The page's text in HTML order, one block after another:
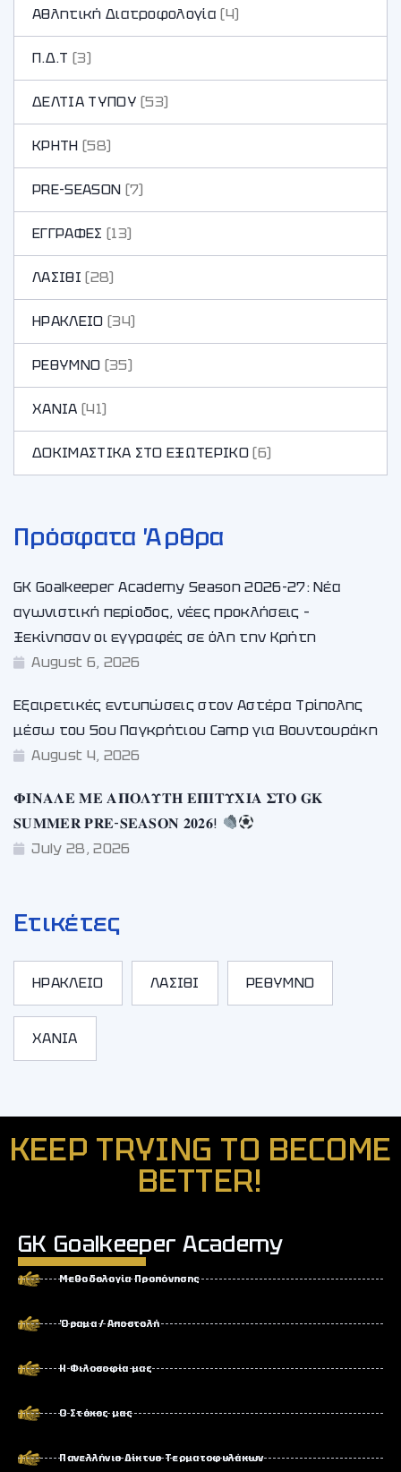
Αθλητική Διατροφολογία (4)
Π.Δ.Τ (3)
ΔΕΛΤΙΑ ΤΥΠΟΥ (53)
ΚΡΗΤΗ (58)
PRE-SEASON (7)
ΕΓΓΡΑΦΕΣ (13)
ΛΑΣΙΘΙ (28)
ΗΡΑΚΛΕΙΟ (34)
ΡΕΘΥΜΝΟ (35)
ΧΑΝΙA (41)
ΔΟΚΙΜΑΣΤΙΚΑ ΣΤΟ ΕΞΩΤΕΡΙΚΟ(6)
Πρόσφατα Άρθρα
GK Goalkeeper Academy Season 2026-27: Νέα
αγωνιστική περίοδος, νέες προκλήσεις –
Ξεκίνησαν οι εγγραφές σε όλη την Κρήτη
August 6, 2026
Εξαιρετικές εντυπώσεις στον Αστέρα Τρίπολης
μέσω του 5ου Παγκρήτιου Camp για Βουντουράκη
August 4, 2026
𝚽𝚰𝚴𝚨𝚲𝚬 𝚳𝚬 𝚨𝚷𝚶𝚲𝚼𝚻𝚮 𝚬𝚷𝚰𝚻𝚼𝚾𝚰𝚨 𝚺𝚻𝚶 𝐆𝐊
𝐒𝐔𝐌𝐌𝐄𝐑 𝐏𝐑𝐄-𝐒𝐄𝐀𝐒𝐎𝐍 𝟐𝟎𝟐𝟔!
July 28, 2026
Ετικέτες
ΗΡΑΚΛΕΙΟ ΛΑΣΙΘΙ ΡΕΘΥΜΝΟ
ΧΑΝΙΑ
KEEP TRYING TO BECOME
BETTER!
GK Goalkeeper Academy
Μεθοδολογία Προπόνησης
Όραμα / Αποστολή
Η Φιλοσοφία μας
Ο Στόχος μας
Πανελλήνιο Δίκτυο Τερματοφυλάκων